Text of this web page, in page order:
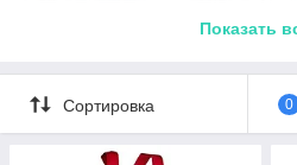
Показать
Сортировка 0